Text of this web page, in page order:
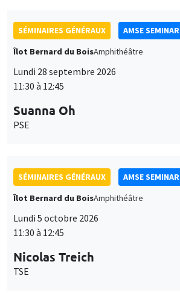
SÉMINAIRES GÉNÉRAUX
AMSE SEMINAR
Îlot Bernard du BoisAmphithéâtre
Lundi 28 septembre 2026
11:30 à 12:45
Suanna Oh
PSE
SÉMINAIRES GÉNÉRAUX
AMSE SEMINAR
Îlot Bernard du BoisAmphithéâtre
Lundi 5 octobre 2026
11:30 à 12:45
Nicolas Treich
TSE